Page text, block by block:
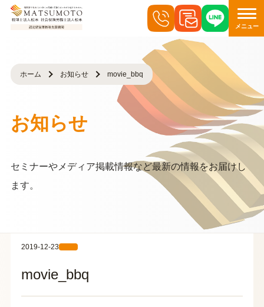
メニュー
ホーム お知らせ movie_bbq
お知らせ
セミナーやメディア掲載情報など最新の情報をお届けし
ます。
2019-12-23
movie_bbq